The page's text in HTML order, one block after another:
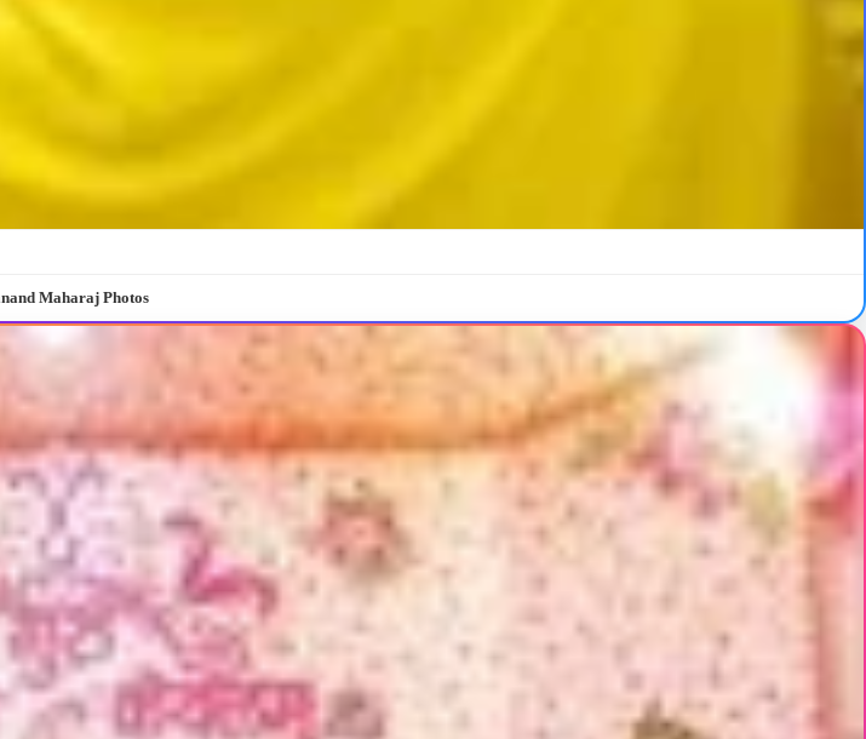
Maharaj Photos